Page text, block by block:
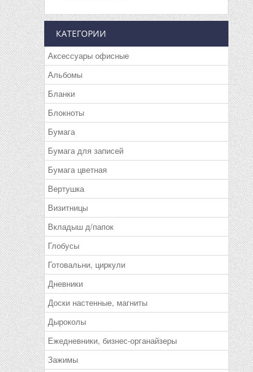
КАТЕГОРИИ
Аксессуары офисные
Альбомы
Бланки
Блокноты
Бумага
Бумага для записей
Бумага цветная
Вертушка
Визитницы
Вкладыш д/папок
Глобусы
Готовальни, циркули
Дневники
Доски настенные, магниты
Дыроколы
Ежедневники, бизнес-органайзеры
Зажимы